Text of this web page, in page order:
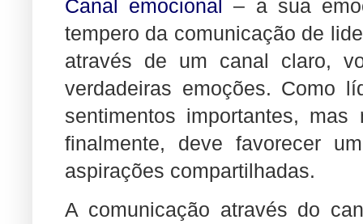
Canal emocional
– a sua
tempero da comunicação de
através de um canal claro,
verdadeiras emoções. Como
sentimentos importantes,
finalmente, deve favorecer
aspirações compartilhadas.
A comunicação através do